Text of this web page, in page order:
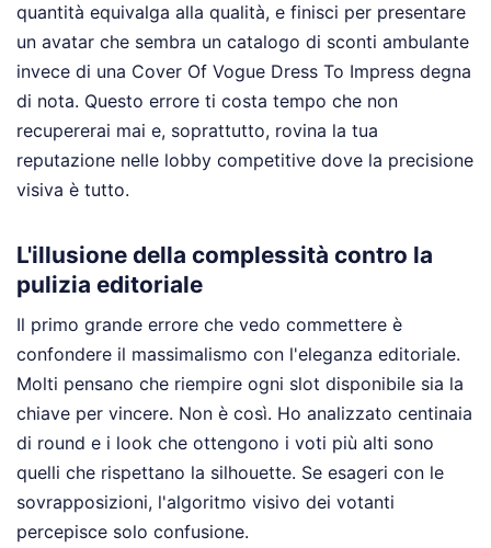
quantità equivalga alla qualità, e finisci per presentare
un avatar che sembra un catalogo di sconti ambulante
invece di una Cover Of Vogue Dress To Impress degna
di nota. Questo errore ti costa tempo che non
recupererai mai e, soprattutto, rovina la tua
reputazione nelle lobby competitive dove la precisione
visiva è tutto.
L'illusione della complessità contro la
pulizia editoriale
Il primo grande errore che vedo commettere è
confondere il massimalismo con l'eleganza editoriale.
Molti pensano che riempire ogni slot disponibile sia la
chiave per vincere. Non è così. Ho analizzato centinaia
di round e i look che ottengono i voti più alti sono
quelli che rispettano la silhouette. Se esageri con le
sovrapposizioni, l'algoritmo visivo dei votanti
percepisce solo confusione.